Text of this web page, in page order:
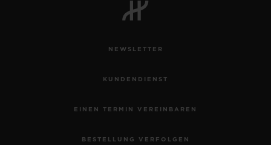
NEWSLETTER
KUNDENDIENST
EINEN TERMIN VEREINBAREN
BESTELLUNG VERFOLGEN